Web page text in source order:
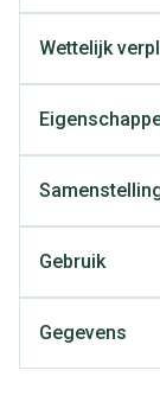
Wettelijk
Gebruik
Gegevens